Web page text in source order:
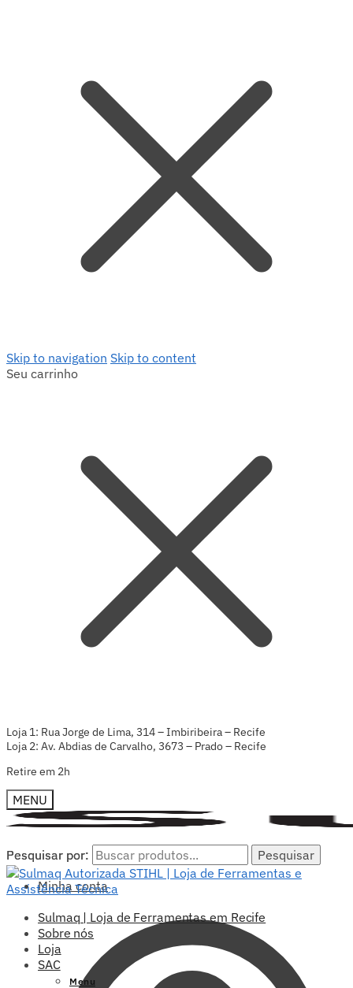
Skip to navigation Skip to content
Seu carrinho
Loja 1: Rua Jorge de Lima, 314 – Imbiribeira – Recife
Loja 2: Av. Abdias de Carvalho, 3673 – Prado – Recife
Retire em 2h
MENU
Pesquisar por:
Pesquisar
Minha conta
Pesquisar por: Pesquisar
Sulmaq | Loja de Ferramentas em Recife
Sobre nós
Loja
SAC
Menu